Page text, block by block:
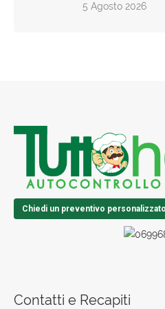
5 Agosto 2026
Chiedi un preventivo
Contatti e Recapiti